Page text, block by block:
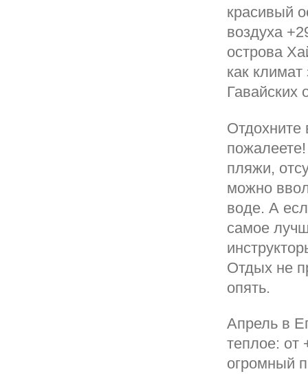
красивый
воздуха
острова
как
Гавайских
Отдохните
пляжи,
можно
воде. А
самое
Отдых не
опять.
Апрель в
теплое: от
огромный